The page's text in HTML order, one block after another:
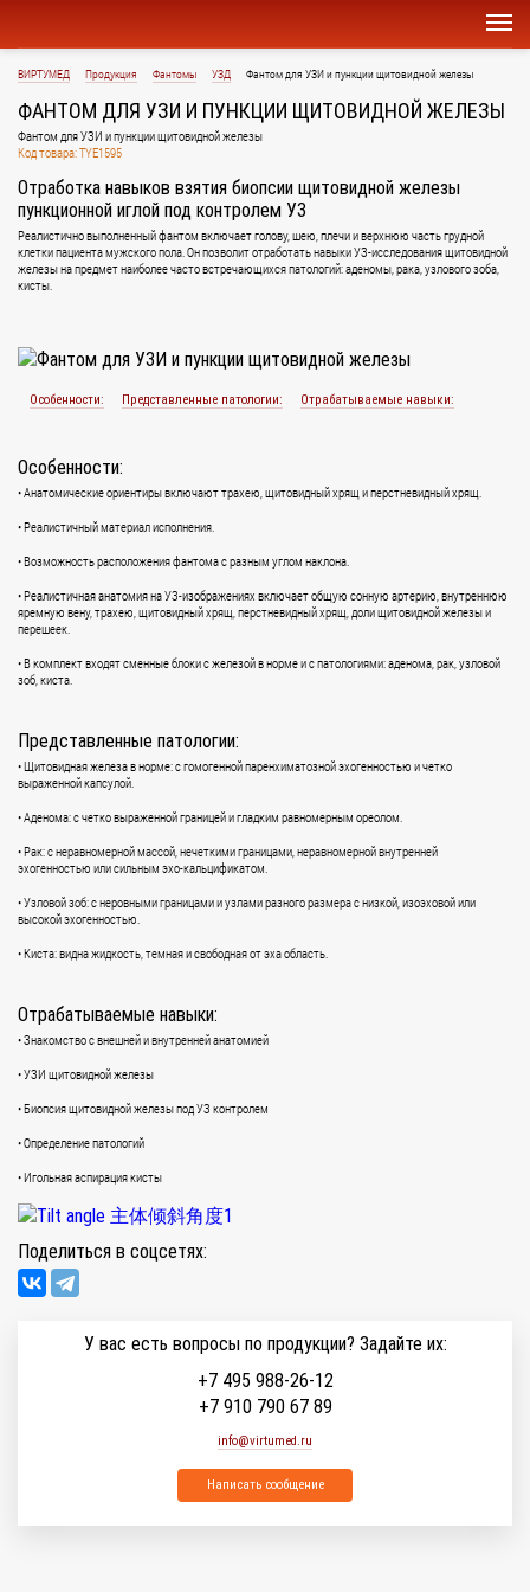
ВИРТУМЕД Продукция Фантомы УЗД Фантом для УЗИ и пункции щитовидной железы
ФАНТОМ ДЛЯ УЗИ И ПУНКЦИИ ЩИТОВИДНОЙ ЖЕЛЕЗЫ
Фантом для УЗИ и пункции щитовидной железы
Код товара: TYE1595
Отработка навыков взятия биопсии щитовидной железы
пункционной иглой под контролем УЗ
Реалистично выполненный фантом включает голову, шею, плечи и верхнюю часть грудной
клетки пациента мужского пола. Он позволит отработать навыки УЗ-исследования щитовидной
железы на предмет наиболее часто встречающихся патологий: аденомы, рака, узлового зоба,
кисты.
Особенности: Представленные патологии: Отрабатываемые навыки:
Особенности:
• Анатомические ориентиры включают трахею, щитовидный хрящ и перстневидный хрящ.
• Реалистичный материал исполнения.
• Возможность расположения фантома с разным углом наклона.
• Реалистичная анатомия на УЗ-изображениях включает общую сонную артерию, внутреннюю
яремную вену, трахею, щитовидный хрящ, перстневидный хрящ, доли щитовидной железы и
перешеек.
• В комплект входят сменные блоки с железой в норме и с патологиями: аденома, рак, узловой
зоб, киста.
Представленные патологии:
• Щитовидная железа в норме: с гомогенной паренхиматозной эхогенностью и четко
выраженной капсулой.
• Аденома: с четко выраженной границей и гладким равномерным ореолом.
• Рак: с неравномерной массой, нечеткими границами, неравномерной внутренней
эхогенностью или сильным эхо-кальцификатом.
• Узловой зоб: с неровными границами и узлами разного размера с низкой, изоэховой или
высокой эхогенностью.
• Киста: видна жидкость, темная и свободная от эха область.
Отрабатываемые навыки:
• Знакомство с внешней и внутренней анатомией
• УЗИ щитовидной железы
• Биопсия щитовидной железы под УЗ контролем
• Определение патологий
• Игольная аспирация кисты
Поделиться в соцсетях:
У вас есть вопросы по продукции? Задайте их:
+7 495 988-26-12
+7 910 790 67 89
info@virtumed.ru
Написать сообщение